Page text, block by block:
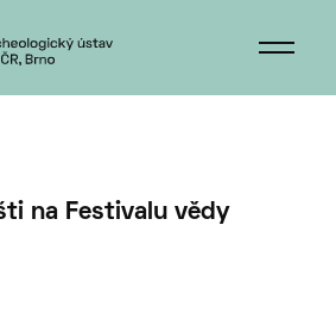
na Festivalu vědy